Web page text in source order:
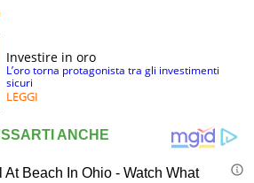
Investire in oro
L’oro torna protagonista tra gli investimenti
sicuri
LEGGI